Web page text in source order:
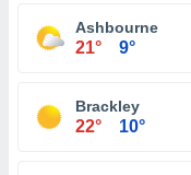
Ashbourne
21° 9°
Brackley
22° 10°